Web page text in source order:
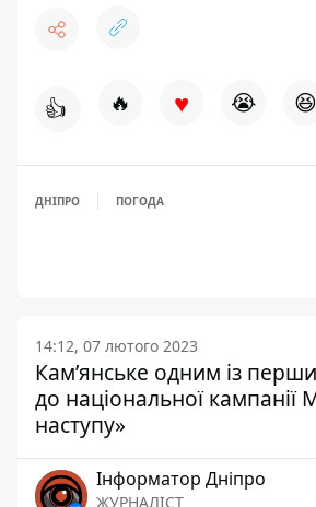
👍 🔥 ♥ 😭 😆
ДНІПРО ПОГОДА
14:12, 07 лютого 2023
Кам’янське одним із
до національної кампанії
наступу»
Інформатор Дніпро
ЖУРНАЛІСТ